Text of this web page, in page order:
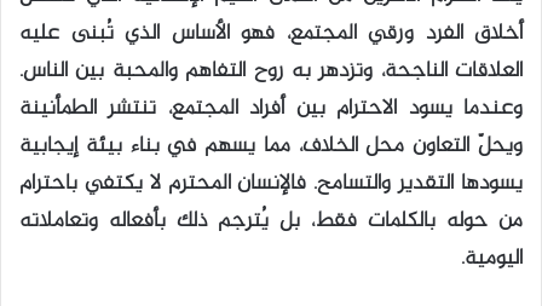
أخلاق الفرد ورقي المجتمع، فهو الأساس الذي تُبنى عليه
العلاقات الناجحة، وتزدهر به روح التفاهم والمحبة بين الناس.
وعندما يسود الاحترام بين أفراد المجتمع، تنتشر الطمأنينة
ويحلّ التعاون محل الخلاف، مما يسهم في بناء بيئة إيجابية
يسودها التقدير والتسامح. فالإنسان المحترم لا يكتفي باحترام
من حوله بالكلمات فقط، بل يُترجم ذلك بأفعاله وتعاملاته
اليومية.